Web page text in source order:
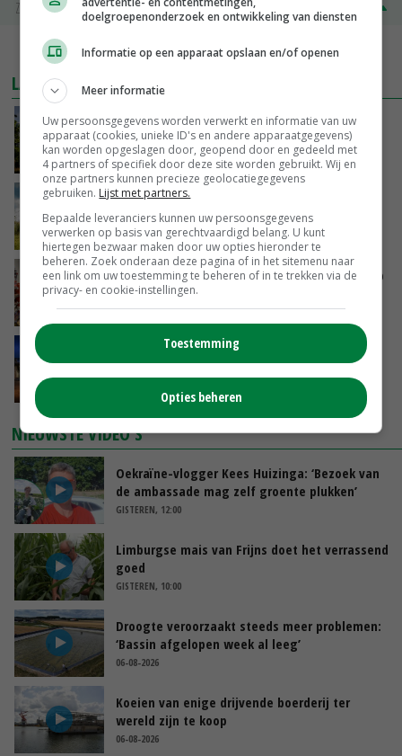
Zuivel NL € 20,00
MEER MARKTPRIJZEN
LAATSTE NIEUWS
Kamervragen over onttrekkingsverbod,
minister spreekt van ‘ondernemersrisico’
GISTEREN, 16:27
‘Rendement van Krullvarkens komt van de
overkant’
GISTEREN, 15:30
Oorlogen en El Niño stuwen voedselprijzen op
GISTEREN, 15:04
Nettowinst Royal A-ware onder druk ondanks
hogere omzet
NIEUWSTE VIDEO'S
Oekraïne-vlogger Kees Huizinga: ‘Bezoek van
de ambassade mag zelf groente plukken’
GISTEREN, 12:00
Limburgse mais van Frijns doet het verrassend
goed
GISTEREN, 10:00
Droogte veroorzaakt steeds meer problemen:
‘Bassin afgelopen week al leeg’
06-08-2026
Koeien van enige drijvende boerderij ter
wereld zijn te koop
06-08-2026
doelgroepenonderzoek en ontwikkeling van diensten
Informatie op een apparaat opslaan en/of openen
Meer informatie
Uw persoonsgegevens worden verwerkt en informatie van uw
apparaat (cookies, unieke ID's en andere apparaatgegevens)
kan worden opgeslagen door, geopend door en gedeeld met
4 partners of specifiek door deze site worden gebruikt. Wij en
onze partners kunnen precieze geolocatiegegevens
gebruiken. Lijst met partners.
Bepaalde leveranciers kunnen uw persoonsgegevens
verwerken op basis van gerechtvaardigd belang. U kunt
hiertegen bezwaar maken door uw opties hieronder te
beheren. Zoek onderaan deze pagina of in het sitemenu naar
een link om uw toestemming te beheren of in te trekken via de
privacy- en cookie-instellingen.
Toestemming
Opties beheren